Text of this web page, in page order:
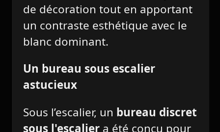
de décoration tout en apportant
un contraste esthétique avec le
blanc dominant.
Un bureau sous escalier
astucieux
Sous l’escalier, un bureau discret
sous l'escalier a été conçu pour